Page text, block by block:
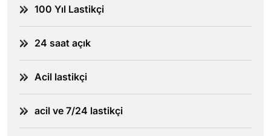
100 Yıl Lastikçi
24 saat açık
Acil lastikçi
acil ve 7/24 lastikçi